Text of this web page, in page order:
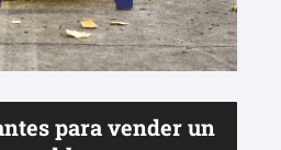
para vender un